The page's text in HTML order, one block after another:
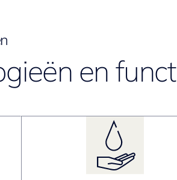
en